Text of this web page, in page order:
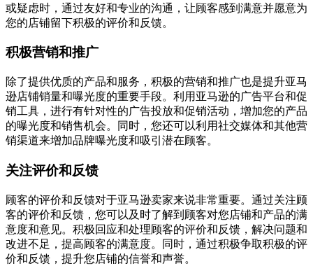
或疑虑时，通过友好和专业的沟通，让顾客感到满意并愿意为
您的店铺留下积极的评价和反馈。
积极营销和推广
除了提供优质的产品和服务，积极的营销和推广也是提升亚马
逊店铺销量和曝光度的重要手段。利用亚马逊的广告平台和促
销工具，进行有针对性的广告投放和促销活动，增加您的产品
的曝光度和销售机会。同时，您还可以利用社交媒体和其他营
销渠道来增加品牌曝光度和吸引潜在顾客。
关注评价和反馈
顾客的评价和反馈对于亚马逊卖家来说非常重要。通过关注顾
客的评价和反馈，您可以及时了解到顾客对您店铺和产品的满
意度和意见。积极回应和处理顾客的评价和反馈，解决问题和
改进不足，提高顾客的满意度。同时，通过积极争取积极的评
价和反馈，提升您店铺的信誉和声誉。